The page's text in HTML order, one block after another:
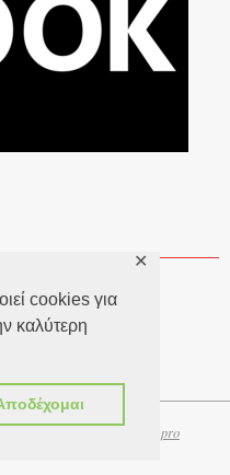
cookies για
καλύτερη
✕
Websitepro